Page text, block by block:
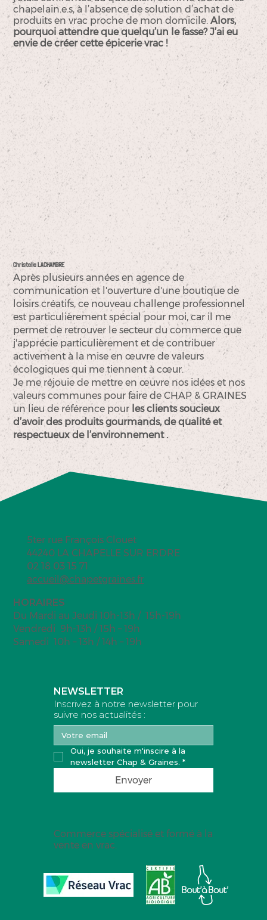
Christelle LACHAMBRE
Après plusieurs années en agence de
communication et l'ouverture d'une boutique de
loisirs créatifs, ce nouveau challenge professionnel
est particulièrement spécial pour moi, car il me
permet de retrouver le secteur du commerce que
j'apprécie particulièrement et de contribuer
activement à la mise en œuvre de valeurs
écologiques qui me tiennent à cœur.
Je me réjouie de mettre en œuvre nos idées et nos
valeurs communes pour faire de CHAP & GRAINES
un lieu de référence pour les clients soucieux
d’avoir des produits gourmands, de qualité et
respectueux de l’environnement .
chapelain.e.s, à l’absence de solution d’achat de
produits en vrac proche de mon domicile.Alors,
pourquoi attendre que quelqu’un le fasse? J’ai eu
envie de créer cette épicerie vrac !
5ter rue François Clouet
44240 LA CHAPELLE SUR ERDRE
02 18 03 15 71
accueil@chapetgraines.fr
HORAIRES
Du Mardi au Jeudi 10h-13h / 15h-19h
Vendredi 9h-13h / 15h – 19h
Samedi 10h – 13h / 14h – 19h
NEWSLETTER
Inscrivez à notre newsletter pour
suivre nos actualités :
Oui, je souhaite m'inscire à la
newsletter Chap & Graines. *
Envoyer
Commerce spécialisé et formé à la
vente en vrac.